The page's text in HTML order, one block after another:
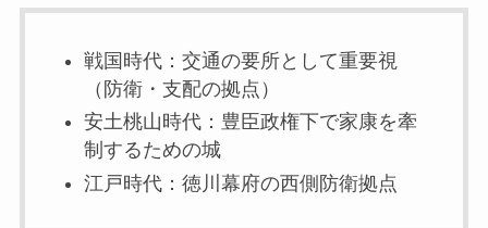
戦国時代：交通の要所として重要視
（防衛・支配の拠点）
安土桃山時代：豊臣政権下で家康を牽
制するための城
江戸時代：徳川幕府の西側防衛拠点